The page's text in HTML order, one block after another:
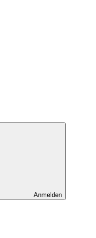
Anmelden